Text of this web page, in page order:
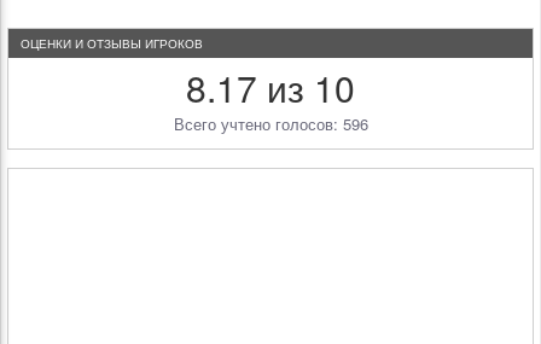
ОЦЕНКИ И ОТЗЫВЫ ИГРОКОВ
8.17 из 10
Всего учтено голосов: 596